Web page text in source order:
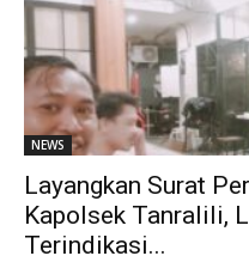
NEWS
Layangkan Surat
Kapolsek Tanralili,
Terindikasi...